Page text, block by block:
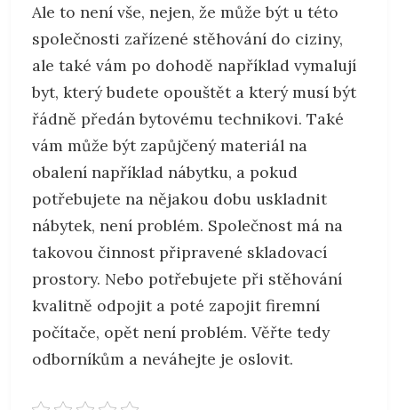
Ale to není vše, nejen, že může být u této
společnosti zařízené stěhování do ciziny,
ale také vám po dohodě například vymalují
byt, který budete opouštět a který musí být
řádně předán bytovému technikovi. Také
vám může být zapůjčený materiál na
obalení například nábytku, a pokud
potřebujete na nějakou dobu uskladnit
nábytek, není problém. Společnost má na
takovou činnost připravené skladovací
prostory. Nebo potřebujete při stěhování
kvalitně odpojit a poté zapojit firemní
počítače, opět není problém. Věřte tedy
odborníkům a neváhejte je oslovit.